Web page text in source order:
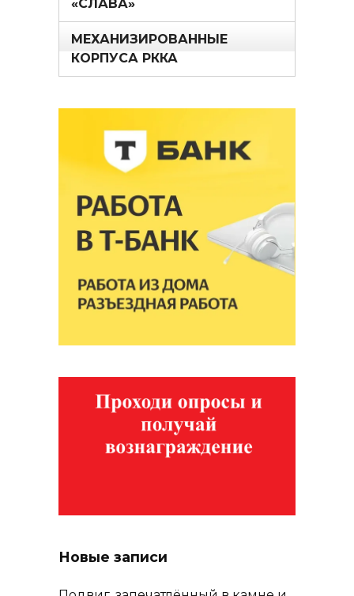
«СЛАВА»
МЕХАНИЗИРОВАННЫЕ
КОРПУСА РККА
Новые записи